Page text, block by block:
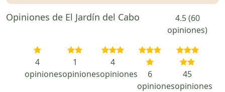
Opiniones de El Jardín del Cabo
4.5 (60
opiniones)
4
opiniones
1
opiniones
4
opiniones
6
opiniones
45
opiniones